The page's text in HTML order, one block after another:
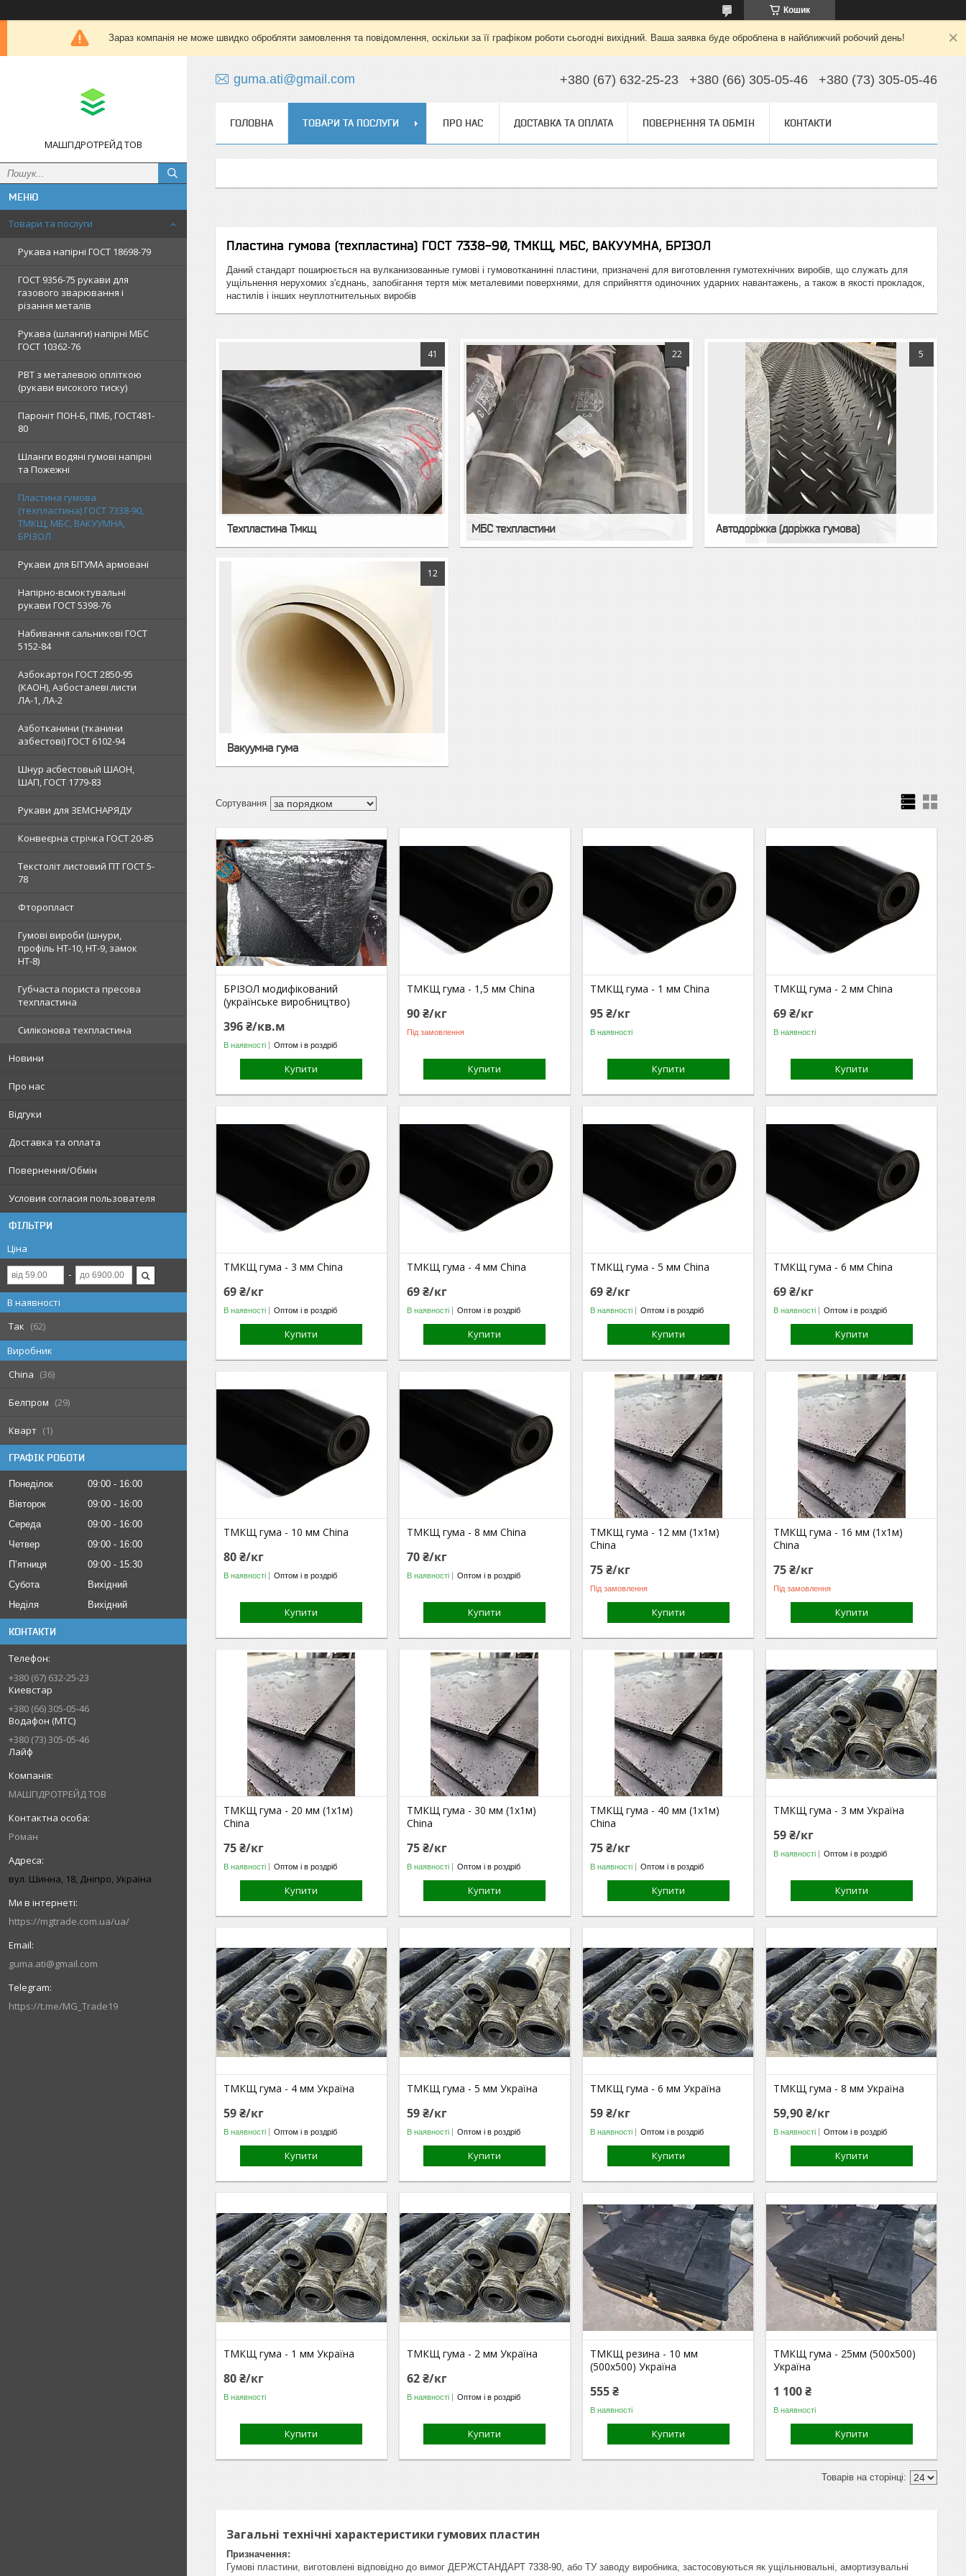
Кошик
Зараз компанія не може швидко обробляти замовлення та повідомлення, оскільки за її графіком роботи сьогодні вихідний. Ваша заявка буде оброблена в найближчий робочий день!
МАШГІДРОТРЕЙД ТОВ
Товари та послуги
Рукава напірні ГОСТ 18698-79
ГОСТ 9356-75 рукави для
газового зварювання і
різання металів
Рукава (шланги) напірні МБС
ГОСТ 10362-76
РВТ з металевою опліткою
(рукави високого тиску)
Пароніт ПОН-Б, ПМБ, ГОСТ481-
80
Шланги водяні гумові напірні
та Пожежні
Пластина гумова
(техпластина) ГОСТ 7338-90,
ТМКЩ, МБС, ВАКУУМНА,
БРІЗОЛ
Рукави для БІТУМА армовані
Напірно-всмоктувальні
рукави ГОСТ 5398-76
Набивання сальникові ГОСТ
5152-84
Азбокартон ГОСТ 2850-95
(КАОН), Азбосталеві листи
ЛА-1, ЛА-2
Азботканини (тканини
азбестові) ГОСТ 6102-94
Шнур асбестовый ШАОН,
ШАП, ГОСТ 1779-83
Рукави для ЗЕМСНАРЯДУ
Конвеєрна стрічка ГОСТ 20-85
Текстоліт листовий ПТ ГОСТ 5-
78
Фторопласт
Гумові вироби (шнури,
профіль НТ-10, НТ-9, замок
НТ-8)
Губчаста пориста пресова
техпластина
Силіконова техпластина
Новини
Про нас
Відгуки
Доставка та оплата
Повернення/Обмін
Условия согласия пользователя
ФІЛЬТРИ
Ціна
В наявності
Так
62
Виробник
China
36
Белпром 29
Кварт 1
ГРАФІК РОБОТИ
Понеділок 09:00
16:00
Вівторок
09:00
16:00
Середа
09:00
16:00
Четвер
09:00
16:00
Пʼятниця
09:00
15:30
Субота
Вихідний
Неділя
Вихідний
КОНТАКТИ
+380 (67) 632-25-23
Киевстар
+380 (66) 305-05-46
Водафон (МТС)
+380 (73) 305-05-46
Лайф
МАШГІДРОТРЕЙД ТОВ
Роман
вул. Шинна, 18, Дніпро, Україна
https://mgtrade.com.ua/ua/
guma.ati@gmail.com
https://t.me/MG_Trade19
guma.ati@gmail.com +380 (67) 632-25-23 +380 (66) 305-05-46 +380 (73) 305-05-46
ГОЛОВНА ТОВАРИ ТА ПОСЛУГИ ПРО НАС ДОСТАВКА ТА ОПЛАТА ПОВЕРНЕННЯ ТА ОБМІН КОНТАКТИ
Пластина гумова (техпластина) ГОСТ 7338-90, ТМКЩ, МБС, ВАКУУМНА, БРІЗОЛ
Даний стандарт поширюється на вулканизованные гумові і гумовотканинні пластини, призначені для виготовлення гумотехнічних виробів, що служать для
ущільнення нерухомих з'єднань, запобігання тертя між металевими поверхнями, для сприйняття одиночних ударних навантажень, а також в якості прокладок,
настилів і інших неуплотнительных виробів
41
Техпластина Тмкщ
22
МБС техпластини
5
Автодоріжка (доріжка гумова)
12
Вакуумна гума
БРІЗОЛ модифікований
(українське виробництво)
396 ₴/кв.м
В наявності Оптом і в роздріб
Купити
ТМКЩ гума - 1,5 мм China
90 ₴/кг
Під замовлення
Купити
ТМКЩ гума - 1 мм China
95 ₴/кг
В наявності
Купити
ТМКЩ гума - 2 мм China
69 ₴/кг
В наявності
Купити
ТМКЩ гума - 3 мм China
69 ₴/кг
В наявності Оптом і в роздріб
Купити
ТМКЩ гума - 4 мм China
69 ₴/кг
В наявності Оптом і в роздріб
Купити
ТМКЩ гума - 5 мм China
69 ₴/кг
В наявності Оптом і в роздріб
Купити
ТМКЩ гума - 6 мм China
69 ₴/кг
В наявності Оптом і в роздріб
Купити
ТМКЩ гума - 10 мм China
80 ₴/кг
В наявності Оптом і в роздріб
Купити
ТМКЩ гума - 8 мм China
70 ₴/кг
В наявності Оптом і в роздріб
Купити
ТМКЩ гума - 12 мм (1х1м)
China
75 ₴/кг
Під замовлення
Купити
ТМКЩ гума - 16 мм (1х1м)
China
75 ₴/кг
Під замовлення
Купити
ТМКЩ гума - 20 мм (1х1м)
China
75 ₴/кг
В наявності Оптом і в роздріб
Купити
ТМКЩ гума - 30 мм (1х1м)
China
75 ₴/кг
В наявності Оптом і в роздріб
Купити
ТМКЩ гума - 40 мм (1х1м)
China
75 ₴/кг
В наявності Оптом і в роздріб
Купити
ТМКЩ гума - 3 мм Україна
59 ₴/кг
В наявності Оптом і в роздріб
Купити
ТМКЩ гума - 4 мм Україна
59 ₴/кг
В наявності Оптом і в роздріб
Купити
ТМКЩ гума - 5 мм Україна
59 ₴/кг
В наявності Оптом і в роздріб
Купити
ТМКЩ гума - 6 мм Україна
59 ₴/кг
В наявності Оптом і в роздріб
Купити
ТМКЩ гума - 8 мм Україна
59,90 ₴/кг
В наявності Оптом і в роздріб
Купити
ТМКЩ гума - 1 мм Україна
80 ₴/кг
В наявності
Купити
ТМКЩ гума - 2 мм Україна
62 ₴/кг
В наявності Оптом і в роздріб
Купити
ТМКЩ резина - 10 мм
(500х500) Україна
555 ₴
В наявності
Купити
ТМКЩ гума - 25мм (500х500)
Україна
1 100 ₴
В наявності
Купити
Загальні технічні характеристики гумових пластин
Призначення:
Гумові пластини, виготовлені відповідно до вимог ДЕРЖСТАНДАРТ 7338-90, або ТУ заводу виробника, застосовуються як ущільнювальні, амортизувальні